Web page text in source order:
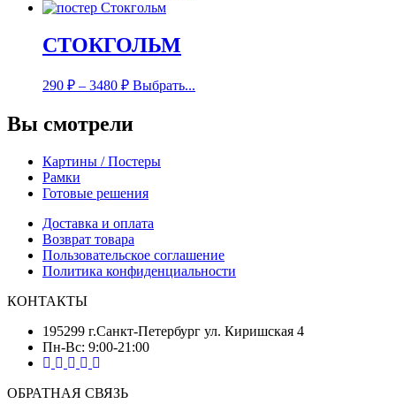
СТОКГОЛЬМ
290 ₽ – 3480 ₽ Выбрать...
Вы смотрели
Картины / Постеры
Рамки
Готовые решения
Доставка и оплата
Возврат товара
Пользовательское соглашение
Политика конфиденциальности
КОНТАКТЫ
195299 г.Санкт-Петербург ул. Киришская 4
Пн-Вс: 9:00-21:00
ОБРАТНАЯ СВЯЗЬ